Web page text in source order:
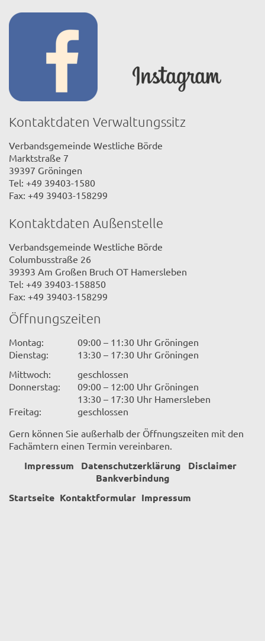
Kontaktdaten Verwaltungssitz
Verbandsgemeinde Westliche Börde
Marktstraße 7
39397 Gröningen
Tel: +49 39403-1580
Fax: +49 39403-158299
Kontaktdaten Außenstelle
Verbandsgemeinde Westliche Börde
Columbusstraße 26
39393 Am Großen Bruch OT Hamersleben
Tel: +49 39403-158850
Fax: +49 39403-158299
Öffnungszeiten
Montag:
09:00 – 11:30 Uhr Gröningen
Dienstag:
13:30 – 17:30 Uhr Gröningen
Mittwoch:
geschlossen
Donnerstag:
09:00 – 12:00 Uhr Gröningen
13:30 – 17:30 Uhr Hamersleben
Freitag:
geschlossen
Gern können Sie außerhalb der Öffnungszeiten mit den
Fachämtern einen Termin vereinbaren.
Impressum Datenschutzerklärung
Disclaimer
Bankverbindung
Startseite Kontaktformular Impressum